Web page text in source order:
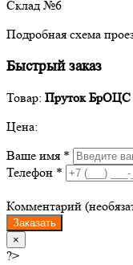
Склад №6
Подробная схема
Быстрый заказ
Товар: Пруток БрОЦС
Цена:
Ваше имя *
Телефон *
Комментарий
Заказать
×
?>